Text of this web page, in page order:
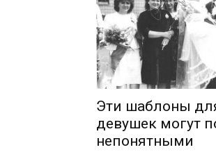
Эти шаблоны
девушек могут
непонятными